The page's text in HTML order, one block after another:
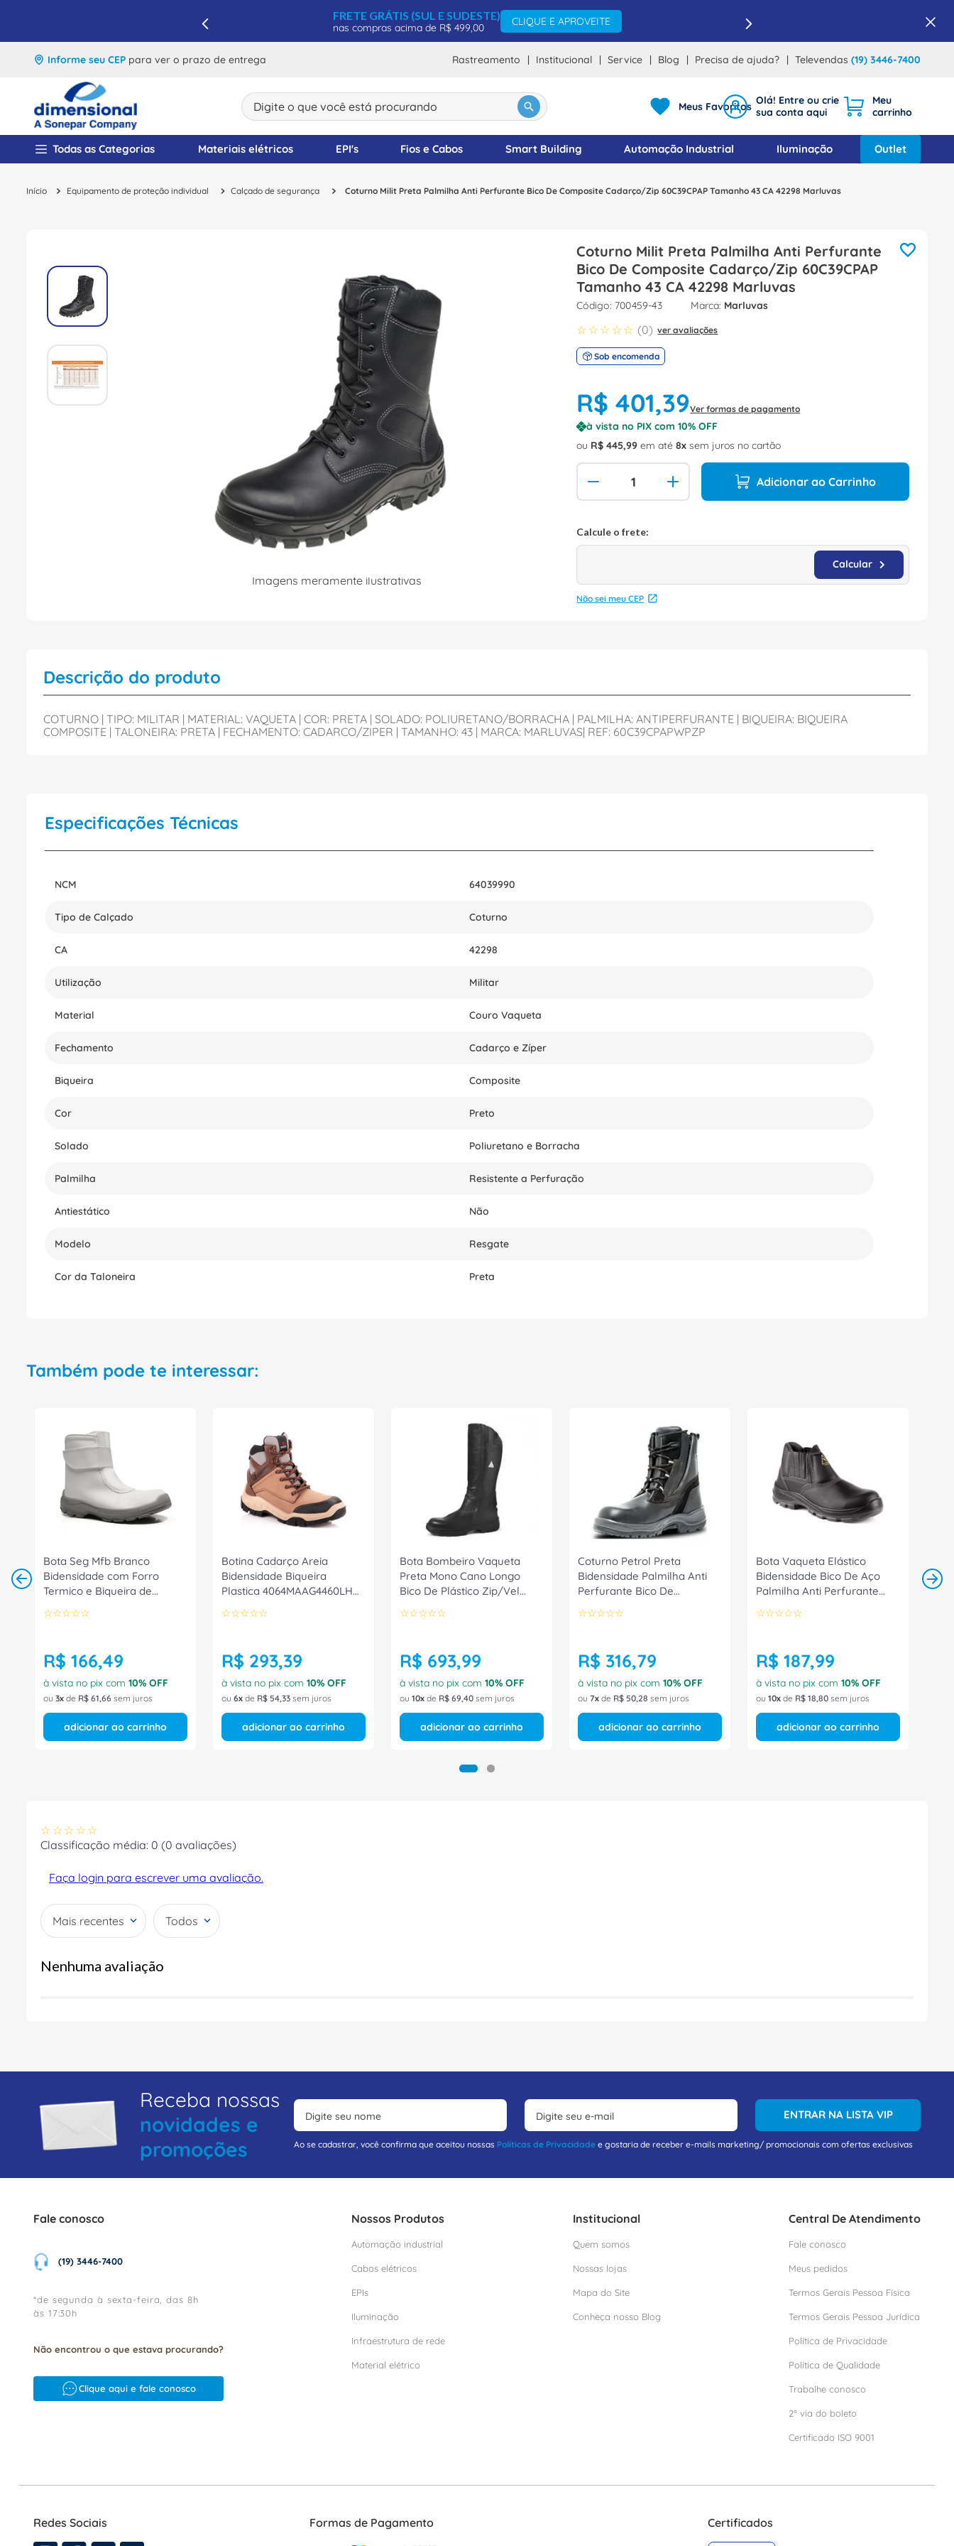
FRETE GRÁTIS (SUL E SUDESTE)
nas compras acima de R$ 499,00
CLIQUE E APROVEITE
Informe seu CEP para ver o prazo de entrega Rastreamento Institucional Service Blog Precisa de ajuda? Televendas (19) 3446-7400
Digite o que você está procurando
Meus Favoritos
Todas as Categorias Materiais elétricos EPI's Fios e Cabos Smart Building Automação Industrial Iluminação Outlet
Equipamento de proteção individual Calçado de segurança Coturno Milit Preta Palmilha Anti Perfurante Bico De Composite Cadarço/Zip 60C39CPAP Tamanho 43 CA 42298 Marluvas
Imagens meramente ilustrativas
Coturno Milit Preta Palmilha Anti Perfurante
Bico De Composite Cadarço/Zip 60C39CPAP
Tamanho 43 CA 42298 Marluvas
: 700459-43 Marluvas
☆ ☆ ☆ ☆ ☆ (0) ver avaliações
Sob encomenda
R$ 401,39Ver formas de pagamento
à vista no PIX com10% OFF
ou R$ 445,99 em até8 sem juros no cartão
Adicionar ao Carrinho
Não sei meu CEP
Descrição do produto
COTURNO | TIPO: MILITAR | MATERIAL: VAQUETA | COR: PRETA | SOLADO: POLIURETANO/BORRACHA | PALMILHA: ANTIPERFURANTE | BIQUEIRA: BIQUEIRA
COMPOSITE | TALONEIRA: PRETA | FECHAMENTO: CADARCO/ZIPER | TAMANHO: 43 | MARCA: MARLUVAS| REF: 60C39CPAPWPZP
Especificações Técnicas
NCM 64039990
Tipo de Calçado Coturno
CA 42298
Utilização Militar
Material Couro Vaqueta
Fechamento Cadarço e Zíper
Biqueira Composite
Cor Preto
Solado Poliuretano e Borracha
Palmilha Resistente a Perfuração
Antiestático Não
Modelo Resgate
Cor da Taloneira Preta
Também pode te interessar:
Bota Seg Mfb Branco
Bidensidade com Forro
Termico e Biqueira de
Composite Velc
4066BDVM1600LL Tamanho
☆☆☆☆☆
R$ 166,49
à vista no pix com 10% OFF
ou 3 de R$ 61,66 sem juros
adicionar ao carrinho
Botina Cadarço Areia
Bidensidade Biqueira
Plastica 4064MAAG4460LH
Tamanho 43 CA 40872
Bracol
☆☆☆☆☆
R$ 293,39
à vista no pix com 10% OFF
ou 6 de R$ 54,33 sem juros
adicionar ao carrinho
Bota Bombeiro Vaqueta
Preta Mono Cano Longo
Bico De Plástico Zip/Vel
6033BPBL4400LL Tamanho
37 CA 26556 Bracol
☆☆☆☆☆
R$ 693,99
à vista no pix com 10% OFF
ou 10 de R$ 69,40 sem juros
adicionar ao carrinho
Coturno Petrol Preta
Bidensidade Palmilha Anti
Perfurante Bico De
Composite Cadarço/Zip
4087HTPL1662 Tamanho 38
☆☆☆☆☆
R$ 316,79
à vista no pix com 10% OFF
ou 7 de R$ 50,28 sem juros
adicionar ao carrinho
Bota Vaqueta Elástico
Bidensidade Bico De Aço
Palmilha Anti Perfurante
Preta 5218BELB1602LL
Tamanho 46 CA 30540
☆☆☆☆☆
R$ 187,99
à vista no pix com 10% OFF
ou 10 de R$ 18,80 sem juros
adicionar ao carrinho
☆ ☆ ☆ ☆ ☆
Classificação média: 0 (0 avaliações)
Faça login para escrever uma avaliação.
Mais recentes Todos
Nenhuma avaliação
Receba nossas
novidades e
promoções
ENTRAR NA LISTA VIP
Ao se cadastrar, você confirma que aceitou nossas Políticas de Privacidade e gostaria de receber e-mails marketing/ promocionais com ofertas exclusivas
Fale conosco
(19) 3446-7400
*de segunda à sexta-feira, das 8h
às 17:30h
Não encontrou o que estava procurando?
Clique aqui e fale conosco
Nossos Produtos
Automação industrial
Cabos elétricos
EPIs
Iluminação
Infraestrutura de rede
Material elétrico
Institucional
Quem somos
Nossas lojas
Mapa do Site
Conheça nosso Blog
Central De Atendimento
Fale conosco
Meus pedidos
Termos Gerais Pessoa Física
Termos Gerais Pessoa Jurídica
Política de Privacidade
Política de Qualidade
Trabalhe conosco
2º via do boleto
Certificado ISO 9001
Redes Sociais Formas de Pagamento Certificados
1º disjuntor
º cabo flexivel